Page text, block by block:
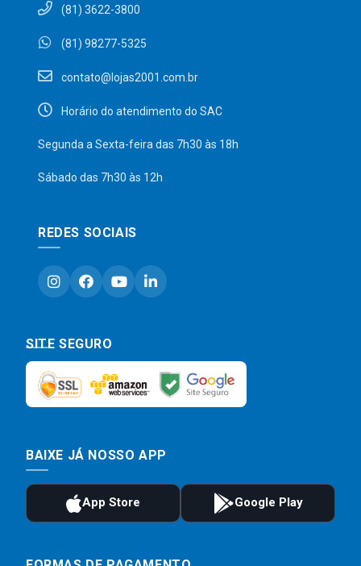
(81) 3622-3800
(81) 98277-5325
contato@lojas2001.com.br
Horário do atendimento do SAC
Segunda a Sexta-feira das 7h30 às 18h
Sábado das 7h30 às 12h
REDES SOCIAIS
SITE SEGURO
BAIXE JÁ NOSSO APP